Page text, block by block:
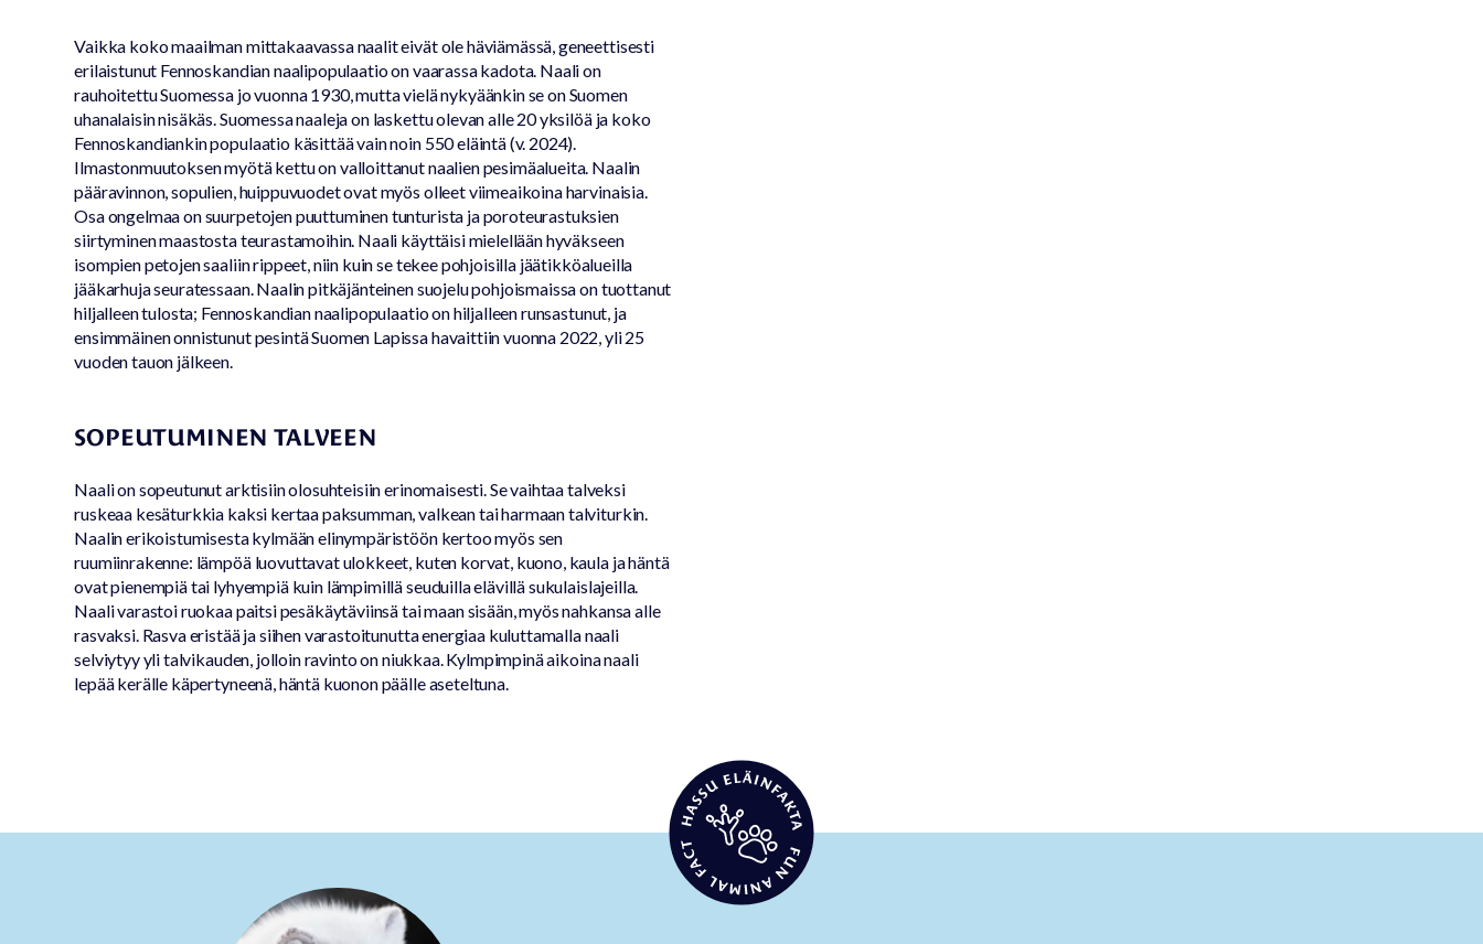
Vaikka koko maailman mittakaavassa naalit eivät ole häviämässä, geneettisesti
erilaistunut Fennoskandian naalipopulaatio on vaarassa kadota. Naali on
rauhoitettu Suomessa jo vuonna 1930, mutta vielä nykyäänkin se on Suomen
uhanalaisin nisäkäs. Suomessa naaleja on laskettu olevan alle 20 yksilöä ja koko
Fennoskandiankin populaatio käsittää vain noin 550 eläintä (v. 2024).
Ilmastonmuutoksen myötä kettu on valloittanut naalien pesimäalueita. Naalin
pääravinnon, sopulien, huippuvuodet ovat myös olleet viimeaikoina harvinaisia.
Osa ongelmaa on suurpetojen puuttuminen tunturista ja poroteurastuksien
siirtyminen maastosta teurastamoihin. Naali käyttäisi mielellään hyväkseen
isompien petojen saaliin rippeet, niin kuin se tekee pohjoisilla jäätikköalueilla
jääkarhuja seuratessaan. Naalin pitkäjänteinen suojelu pohjoismaissa on tuottanut
hiljalleen tulosta; Fennoskandian naalipopulaatio on hiljalleen runsastunut, ja
ensimmäinen onnistunut pesintä Suomen Lapissa havaittiin vuonna 2022, yli 25
vuoden tauon jälkeen.
SOPEUTUMINEN TALVEEN
Naali on sopeutunut arktisiin olosuhteisiin erinomaisesti. Se vaihtaa talveksi
ruskeaa kesäturkkia kaksi kertaa paksumman, valkean tai harmaan talviturkin.
Naalin erikoistumisesta kylmään elinympäristöön kertoo myös sen
ruumiinrakenne: lämpöä luovuttavat ulokkeet, kuten korvat, kuono, kaula ja häntä
ovat pienempiä tai lyhyempiä kuin lämpimillä seuduilla elävillä sukulaislajeilla.
Naali varastoi ruokaa paitsi pesäkäytäviinsä tai maan sisään, myös nahkansa alle
rasvaksi. Rasva eristää ja siihen varastoitunutta energiaa kuluttamalla naali
selviytyy yli talvikauden, jolloin ravinto on niukkaa. Kylmpimpinä aikoina naali
lepää kerälle käpertyneenä, häntä kuonon päälle aseteltuna.